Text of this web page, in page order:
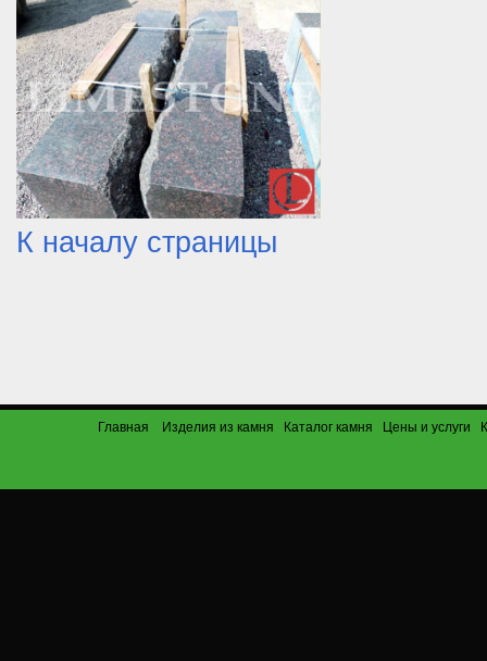
К началу страницы
Цены и услуги
Каталог камня
Изделия из камня
Главная